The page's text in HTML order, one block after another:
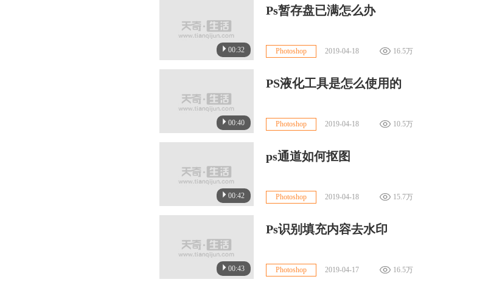
00:32
Ps暂存盘已满怎么办
Photoshop 2019-04-18 16.5万
00:40
PS液化工具是怎么使用的
Photoshop 2019-04-18 10.5万
00:42
ps通道如何抠图
Photoshop 2019-04-18 15.7万
00:43
Ps识别填充内容去水印
Photoshop 2019-04-17 16.5万